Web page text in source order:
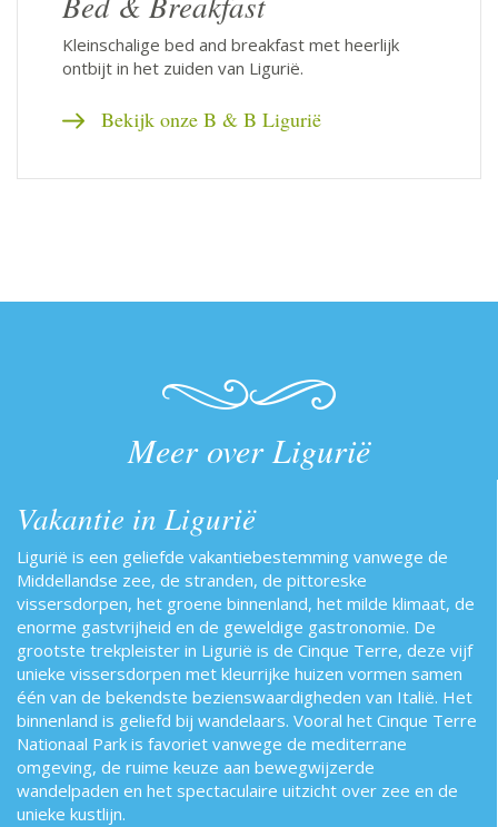
Kleinschalige bed and breakfast met heerlijk
ontbijt in het zuiden van Ligurië.
Bekijk onze B & B Ligurië
Meer over Ligurië
Vakantie in Ligurië
Ligurië is een geliefde vakantiebestemming vanwege de
Middellandse zee, de stranden, de pittoreske
vissersdorpen, het groene binnenland, het milde klimaat, de
enorme gastvrijheid en de geweldige gastronomie. De
grootste trekpleister in Ligurië is de Cinque Terre, deze vijf
unieke vissersdorpen met kleurrijke huizen vormen samen
één van de bekendste bezienswaardigheden van Italië. Het
binnenland is geliefd bij wandelaars. Vooral het Cinque Terre
Nationaal Park is favoriet vanwege de mediterrane
omgeving, de ruime keuze aan bewegwijzerde
wandelpaden en het spectaculaire uitzicht over zee en de
unieke kustlijn.